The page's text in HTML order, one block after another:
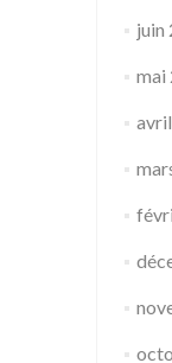
juin
mai